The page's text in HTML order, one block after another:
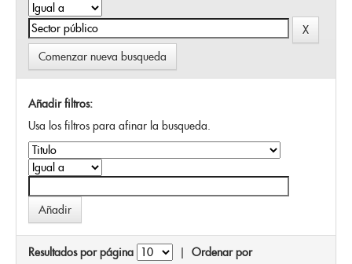
Comenzar nueva busqueda
Añadir filtros:
Usa los filtros para afinar la busqueda.
Resultados por página | Ordenar por